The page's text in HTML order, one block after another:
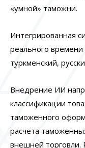
«умной» таможни.
Интегрированная
реального
туркменский,
Внедрение ИИ
классификации
таможенного
расчёта
внешней торговли.